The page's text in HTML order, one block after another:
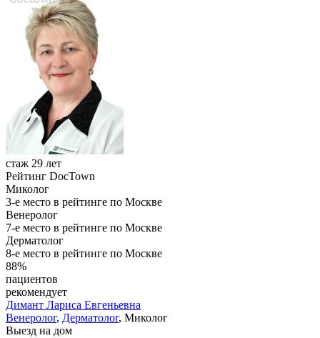
стаж 29 лет
Рейтинг DocTown
Миколог
3-е место в рейтинге по Москве
Венеролог
7-е место в рейтинге по Москве
Дерматолог
8-е место в рейтинге по Москве
88%
пациентов
рекомендует
Димант Лариса Евгеньевна
Венеролог, Дерматолог, Миколог
Выезд на дом